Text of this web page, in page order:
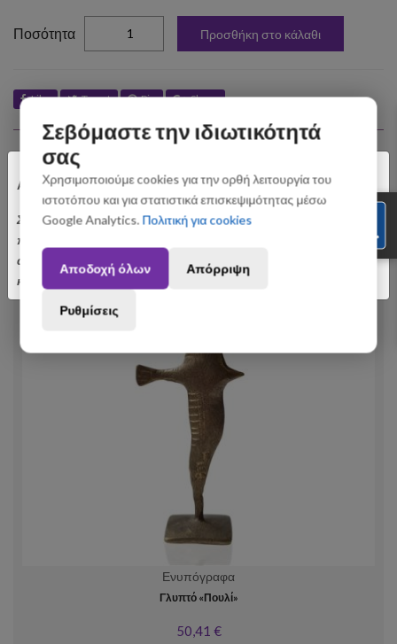
Αγαπητοί Πελάτες
Σας ενημερώνουμε ότι οι παραγγελίες που θα
πραγματοποιηθούν από 3 έως 31 Αυγούστου ενδέχεται να
αποσταλούν με σχετική καθυστέρηση. Ευχαριστούμε για την
κατανόηση.
Ποσότητα Προσθήκη στο κάλαθι
Like Tweet Pin Share
Σχετικά Προϊόντα
Ενυπόγραφα
Γλυπτό «Πουλί»
50,41 €
Σεβόμαστε την ιδιωτικότητά
σας
Χρησιμοποιούμε cookies για την ορθή λειτουργία του
ιστοτόπου και για στατιστικά επισκεψιμότητας μέσω
Google Analytics. Πολιτική για cookies
Αποδοχή όλων Απόρριψη
Ρυθμίσεις